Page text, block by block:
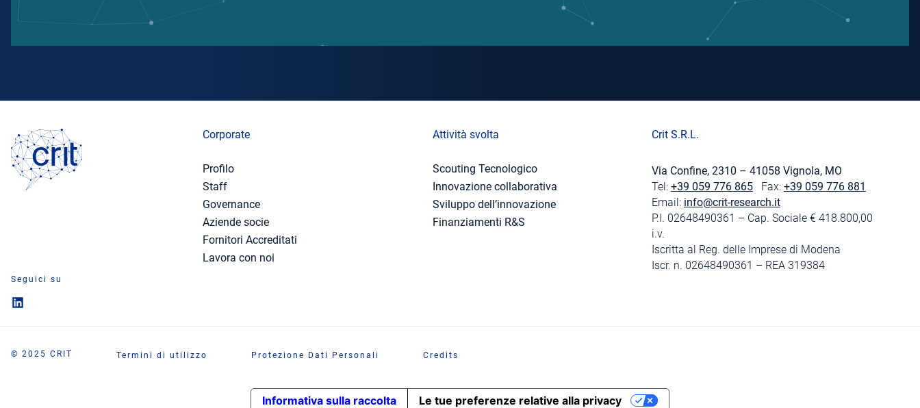
Seguici su
Corporate
Profilo
Staff
Governance
Aziende socie
Fornitori Accreditati
Lavora con noi
Attività svolta
Scouting Tecnologico
Innovazione collaborativa
Sviluppo dell’innovazione
Finanziamenti R&S
Crit S.R.L.
Via Confine, 2310 – 41058 Vignola, MO
Tel: +39 059 776 865Fax: +39 059 776 881
Email: info@crit-research.it
P.I. 02648490361 – Cap. Sociale € 418.800,00
i.v.
Iscritta al Reg. delle Imprese di Modena
Iscr. n. 02648490361 – REA 319384
© 2025 CRIT Termini di utilizzo Protezione Dati Personali Credits
Informativa sulla raccolta Le tue preferenze relative alla privacy